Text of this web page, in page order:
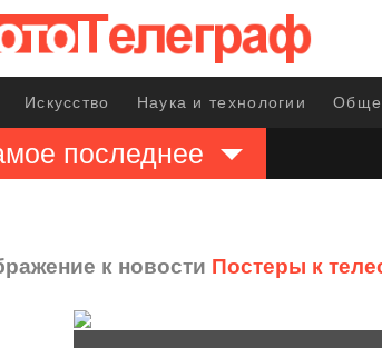
Искусство Наука и технологии
последнее
к новости Постеры к